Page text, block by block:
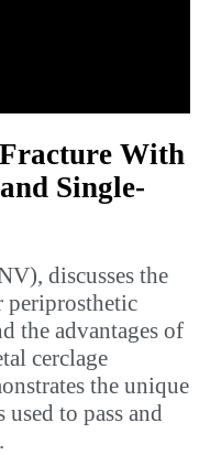
With
Single-
discusses the
periprosthetic
the advantages of
cerclage
the unique
to pass and